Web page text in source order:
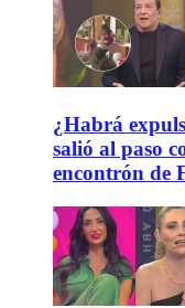
¿Habrá
salió al paso
encontrón de